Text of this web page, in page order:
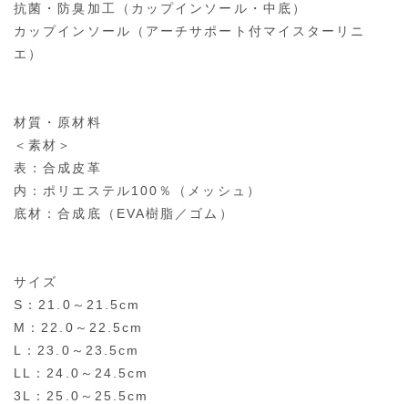
抗菌・防臭加工（カップインソール・中底）
カップインソール（アーチサポート付マイスターリニ
エ）
材質・原材料
＜素材＞
表：合成皮革
内：ポリエステル100％（メッシュ）
底材：合成底（EVA樹脂／ゴム）
サイズ
S：21.0～21.5cm
M：22.0～22.5cm
L：23.0～23.5cm
LL：24.0～24.5cm
3L：25.0～25.5cm